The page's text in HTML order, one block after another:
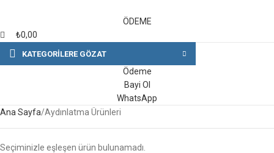
ÖDEME
₺0,00
KATEGORILERE GÖZAT
Ödeme
Bayi Ol
WhatsApp
Ana Sayfa Aydınlatma Ürünleri
Seçiminizle eşleşen ürün bulunamadı.